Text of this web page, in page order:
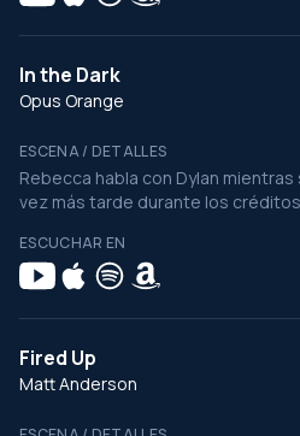
In the Dark
Opus Orange
ESCENA / DETALLES
Rebecca habla con Dylan
vez más tarde durante los
ESCUCHAR EN
Fired Up
Matt Anderson